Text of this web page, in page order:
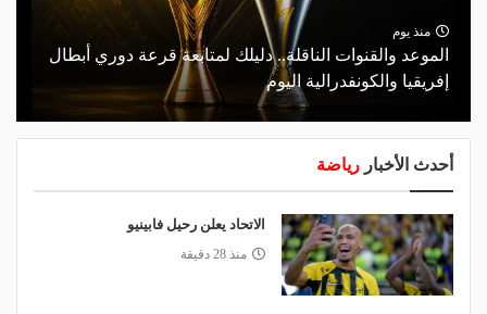
منذ يوم
الموعد والقنوات الناقلة.. دليلك لمتابعة قرعة دوري أبطال
إفريقيا والكونفدرالية اليوم
أحدث الأخبار رياضة
الاتحاد يعلن رحيل فابينيو
منذ 28 دقيقة